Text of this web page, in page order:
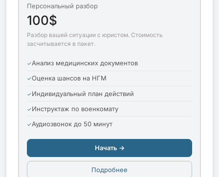
Персональный разбор
100$
Разбор вашей ситуации с юристом. Стоимость
засчитывается в пакет.
Анализ медицинских документов
Оценка шансов на НГМ
Индивидуальный план действий
Инструктаж по военкомату
Аудиозвонок до 50 минут
Начать →
Подробнее